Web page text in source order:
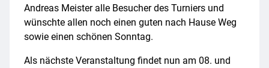
Andreas Meister alle Besucher des Turniers und
wünschte allen noch einen guten nach Hause Weg
sowie einen schönen Sonntag.
Als nächste Veranstaltung findet nun am 08. und